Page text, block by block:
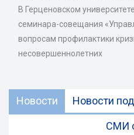
В Герценовском
семинара-совещания
вопросам профилактики
несовершеннолетних
Новости Новости
СМИ